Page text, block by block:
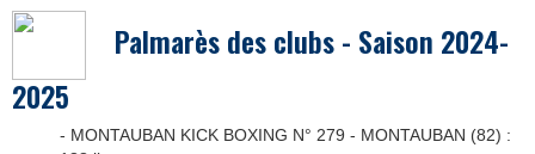
Palmarès des clubs - Saison 2024-
2025
- MONTAUBAN KICK BOXING N° 279 - MONTAUBAN (82) :